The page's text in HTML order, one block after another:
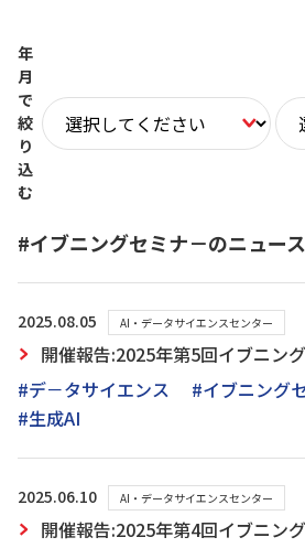
年
月
で
絞
り
込
む
#イブニングセミナ－のニュー
2025.08.05 AI・データサイエンスセンター
開催報告:2025年第5回イブニン
#デ－タサイエンス
#イブニング
#生成AI
2025.06.10 AI・データサイエンスセンター
開催報告:2025年第4回イブニン